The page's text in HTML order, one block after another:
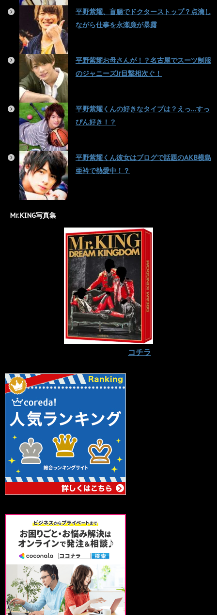
平野紫耀、盲腸でドクターストップ？点滴し
ながら仕事を永瀬廉が暴露
平野紫耀お母さんが！？名古屋でスーツ制服
のジャニーズJr目撃相次ぐ！
平野紫耀くんの好きなタイプは？えっ…すっ
ぴん好き！？
平野紫耀くん彼女はブログで話題のAKB横島
亜衿で熱愛中！？
Mr.KING写真集
コチラ